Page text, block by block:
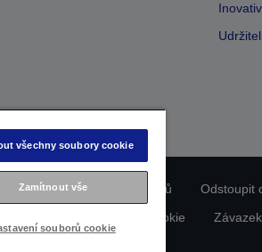
o ochraně osobních údajů Odstoupit
Informace o souborech cookie
všechny soubory cookie
Zamítnout vše
souborů cookie